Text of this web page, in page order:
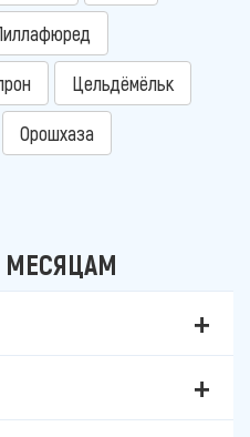
Цельдёмёльк
Орошхаза
МЕСЯЦАМ